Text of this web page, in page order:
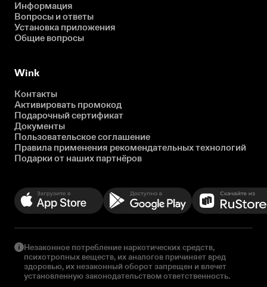
Информация
Вопросы и ответы
Установка приложения
Общие вопросы
Wink
Контакты
Активировать промокод
Подарочный сертификат
Документы
Пользовательское соглашение
Правила применения рекомендательных технологий
Подарки от наших партнёров
Незаконное потребление наркотических средств,
психотропных веществ, их аналогов причиняет вред
здоровью, их незаконный оборот запрещен и влечет
установленную законодательством ответственность.